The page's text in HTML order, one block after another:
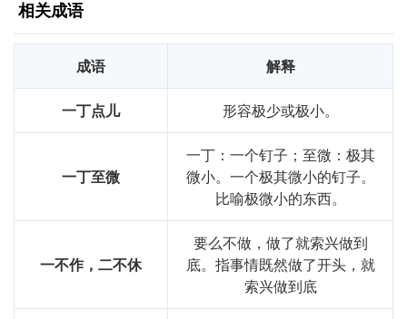
相关成语
成语 解释
一丁点儿 形容极少或极小。
一丁至微
一丁：一个钉子；至微：极其
微小。一个极其微小的钉子。
比喻极微小的东西。
一不作，二不休
要么不做，做了就索兴做到
底。指事情既然做了开头，就
索兴做到底